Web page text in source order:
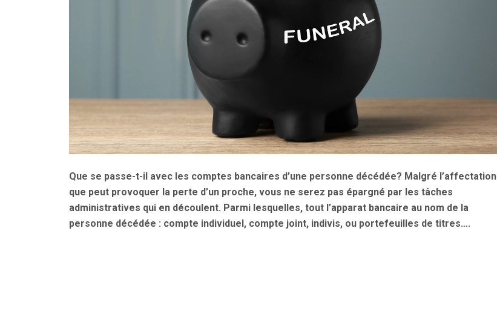
Que se passe-t-il avec les comptes bancaires d’une personne décédée? Malgré l’affectation
que peut provoquer la perte d’un proche, vous ne serez pas épargné par les tâches
administratives qui en découlent. Parmi lesquelles, tout l’apparat bancaire au nom de la
personne décédée : compte individuel, compte joint, indivis, ou portefeuilles de titres….